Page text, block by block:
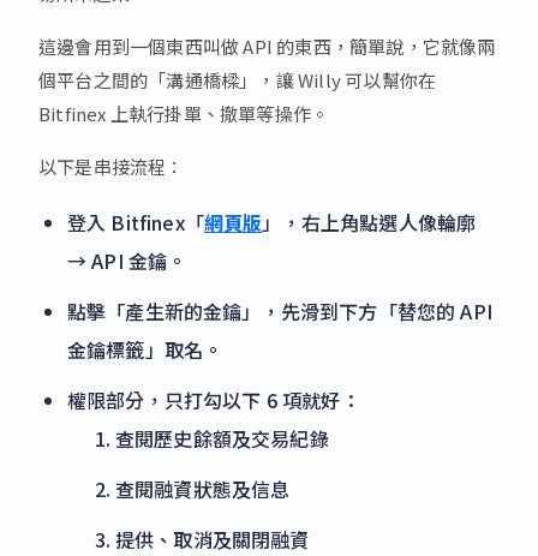
這邊會用到一個東西叫做 API 的東西，簡單說，它就像兩
個平台之間的「溝通橋樑」，讓 Willy 可以幫你在
Bitfinex 上執行掛單、撤單等操作。
以下是串接流程：
登入 Bitfinex「網頁版」，右上角點選人像輪廓
→ API 金鑰。
點擊「產生新的金鑰」，先滑到下方「替您的 API
金鑰標籤」取名。
權限部分，只打勾以下 6 項就好：
查閱歷史餘額及交易紀錄
查閱融資狀態及信息
提供、取消及關閉融資